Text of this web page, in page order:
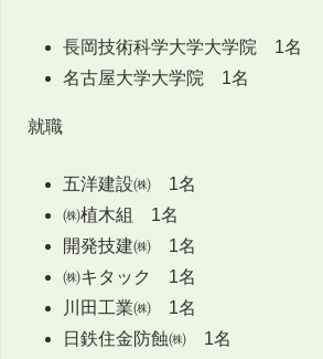
長岡技術科学大学大学院 1名
名古屋大学大学院 1名
就職
五洋建設㈱ 1名
㈱植木組 1名
開発技建㈱ 1名
㈱キタック 1名
川田工業㈱ 1名
日鉄住金防蝕㈱ 1名